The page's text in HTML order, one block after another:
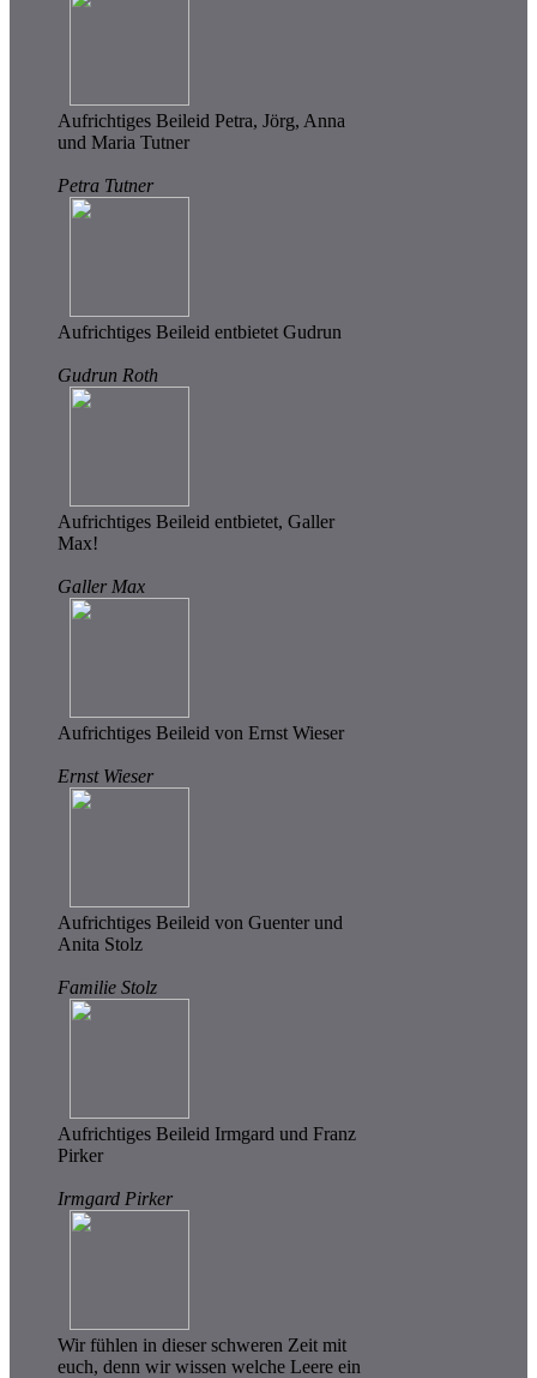
Aufrichtiges Beileid Petra, Jörg, Anna
und Maria Tutner
Petra Tutner
Aufrichtiges Beileid entbietet Gudrun
Gudrun Roth
Aufrichtiges Beileid entbietet, Galler
Max!
Galler Max
Aufrichtiges Beileid von Ernst Wieser
Ernst Wieser
Aufrichtiges Beileid von Guenter und
Anita Stolz
Familie Stolz
Aufrichtiges Beileid Irmgard und Franz
Pirker
Irmgard Pirker
Wir fühlen in dieser schweren Zeit mit
euch, denn wir wissen welche Leere ein